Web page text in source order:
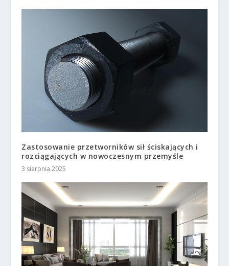
Zastosowanie przetworników sił ściskających i
rozciągających w nowoczesnym przemyśle
3 sierpnia 2025